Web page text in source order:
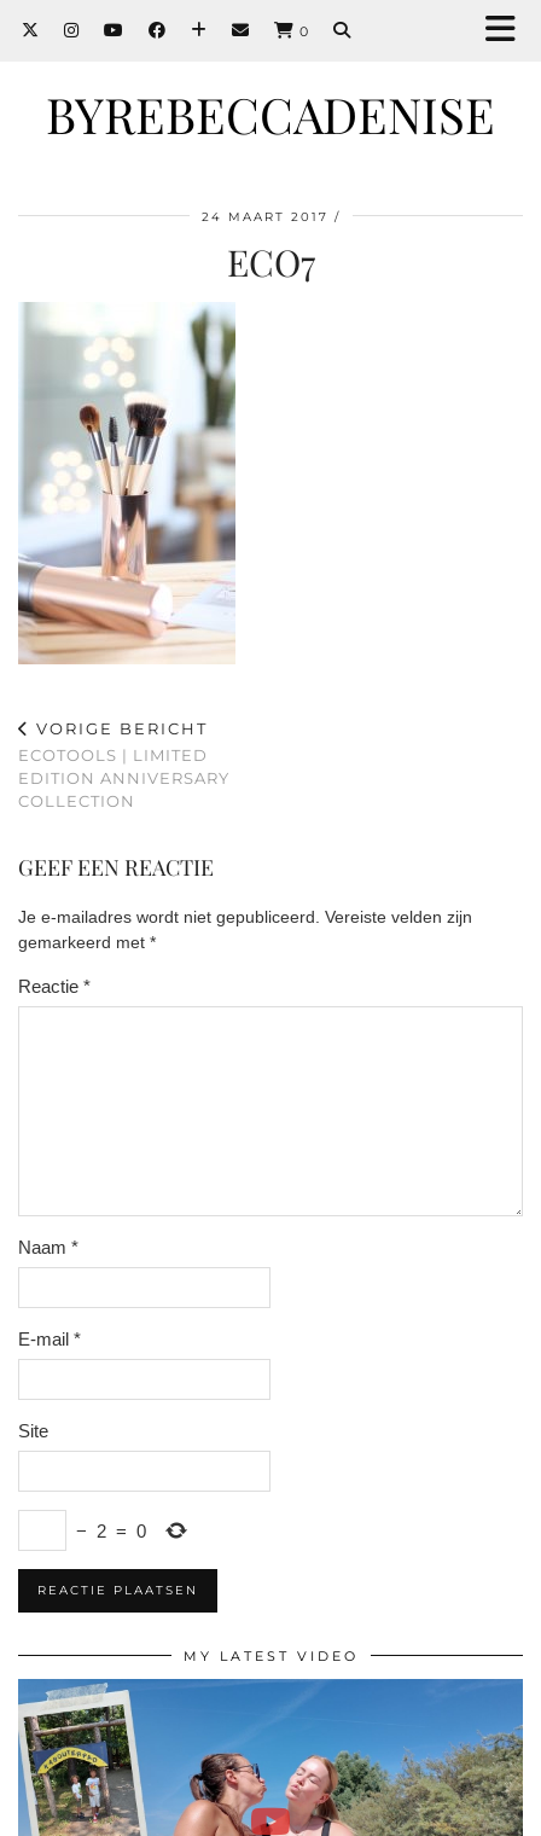
0
BYREBECCADENISE
24 MAART 2017
ECO7
VORIGE BERICHT
ECOTOOLS | LIMITED
EDITION ANNIVERSARY
COLLECTION
GEEF EEN REACTIE
Je e-mailadres wordt niet gepubliceerd. Vereiste velden zijn
gemarkeerd met *
Reactie *
Naam *
E-mail *
Site
− 2 = 0
MY LATEST VIDEO